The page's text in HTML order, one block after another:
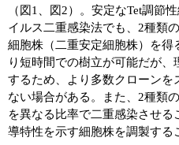
（図1、図2）。安定なTet調節
イルス二重感染法でも、2種類
細胞株（二重安定細胞株）を得
り短時間での樹立が可能だが
するため、より多数クローンを
ない場合がある。また、2種類
を異なる比率で二重感染させ
導特性を示す細胞株を調製する